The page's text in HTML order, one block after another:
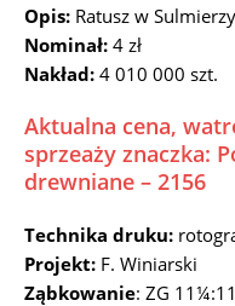
Opis: Ratusz w
Nominał: 4 zł
Nakład: 4 010 000 szt.
Aktualna cena,
sprzeaży znaczka:
drewniane – 2156
Technika druku:
Projekt: F. Winiarski
Ząbkowanie: ZG